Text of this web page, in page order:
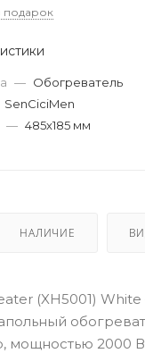
подарок
— Обогреватель
SenCiciMen
— 485х185 мм
НАЛИЧИЕ
(XH5001) White
мощностью 2000